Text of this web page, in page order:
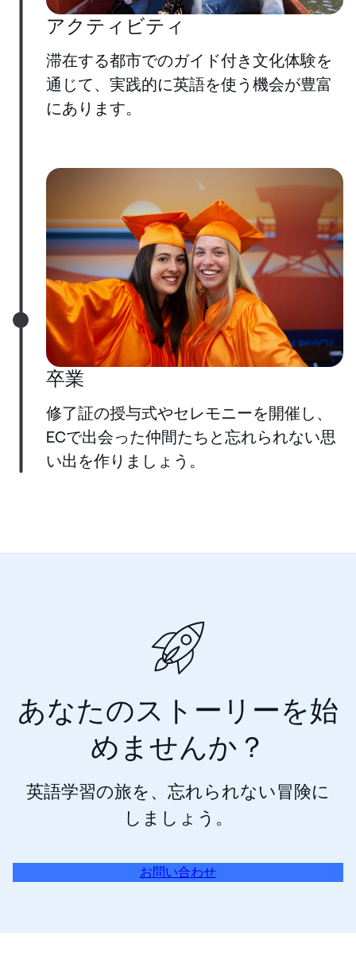
アクティビティ
滞在する都市でのガイド付き文化体験を
通じて、実践的に英語を使う機会が豊富
にあります。
卒業
修了証の授与式やセレモニーを開催し、
ECで出会った仲間たちと忘れられない思
い出を作りましょう。
あなたのストーリーを始
めませんか？
英語学習の旅を、忘れられない冒険に
しましょう。
お問い合わせ